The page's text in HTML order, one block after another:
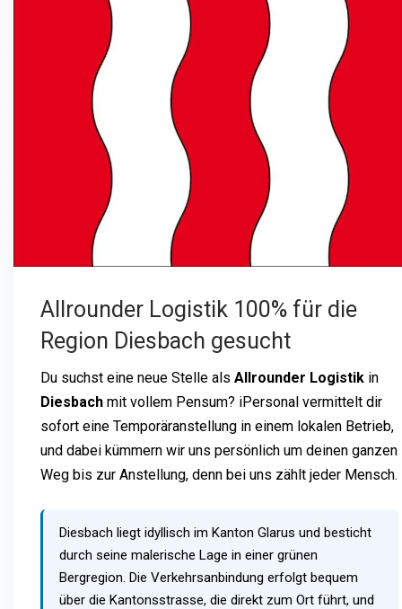
Allrounder Logistik 100% für die
Region Diesbach gesucht
Du suchst eine neue Stelle als Allrounder Logistik in
Diesbach mit vollem Pensum? iPersonal vermittelt dir
sofort eine Temporäranstellung in einem lokalen Betrieb,
und dabei kümmern wir uns persönlich um deinen ganzen
Weg bis zur Anstellung, denn bei uns zählt jeder Mensch.
Diesbach liegt idyllisch im Kanton Glarus und besticht
durch seine malerische Lage in einer grünen
Bergregion. Die Verkehrsanbindung erfolgt bequem
über die Kantonsstrasse, die direkt zum Ort führt, und